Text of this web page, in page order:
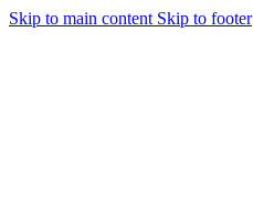
Skip to main content Skip to footer